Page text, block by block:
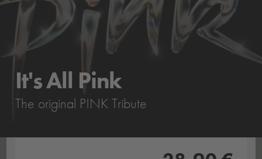
It's All Pink
The original P!NK Tribute